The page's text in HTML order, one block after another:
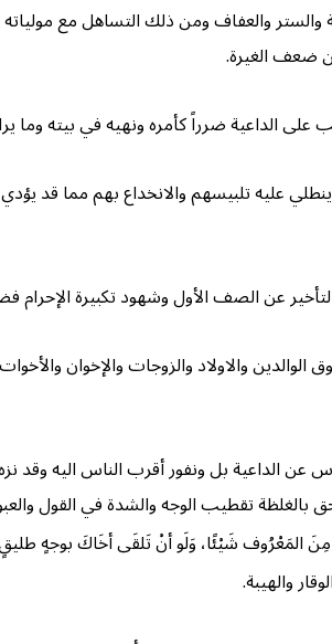
والستر والعفاف ومن ذلك التساهل مع
ضعف الغيرة.
الداعية ضرراً كأمره ونهيه في بيته وما
عليه تلبيسهم والانخداع بهم مما قد
عن الصف الأول وشهود تكبيرة الإحرام
والاولاد والزوجات والإخوان
عن الداعية بل ونفور أقرب الناس اليه
تقطيب الوجه والشدة في القول
المَعْرُوف شَيْئًا، وَلَو أنْ تَلقَى أخَاكَ بوجهٍ
والهيبة.